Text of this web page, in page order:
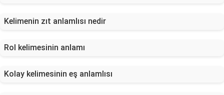
Kelimenin zıt anlamlısı nedir
Rol kelimesinin anlamı
Kolay kelimesinin eş anlamlısı